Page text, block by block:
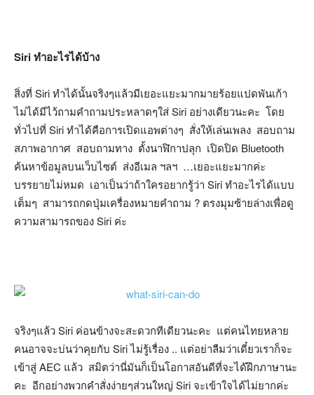
Siri ทำอะไรได้บ้าง
สิ่งที่ Siri ทำได้นั้นจริงๆแล้วมีเยอะแยะมากมายร้อยแปดพันเก้า
ไม่ได้มีไว้ถามคำถามประหลาดๆใส่ Siri อย่างเดียวนะคะ โดย
ทั่วไปที่ Siri ทำได้คือการเปิดแอพต่างๆ สั่งให้เล่นเพลง สอบถาม
สภาพอากาศ สอบถามทาง ตั้งนาฬิกาปลุก เปิดปิด Bluetooth
ค้นหาข้อมูลบนเว็บไซต์ ส่งอีเมล ฯลฯ …เยอะแยะมากค่ะ
บรรยายไม่หมด เอาเป็นว่าถ้าใครอยากรู้ว่า Siri ทำอะไรได้แบบ
เต็มๆ สามารถกดปุ่มเครื่องหมายคำถาม ? ตรงมุมซ้ายล่างเพื่อดู
ความสามารถของ Siri ค่ะ
จริงๆแล้ว Siri ค่อนข้างจะสะดวกทีเดียวนะคะ แต่คนไทยหลาย
คนอาจจะบ่นว่าคุยกับ Siri ไม่รู้เรื่อง .. แต่อย่าลืมว่าเดี๋ยวเราก็จะ
เข้าสู่ AEC แล้ว สมิตว่านี่มันก็เป็นโอกาสอันดีที่จะได้ฝึกภาษานะ
คะ อีกอย่างพวกคำสั่งง่ายๆส่วนใหญ่ Siri จะเข้าใจได้ไม่ยากค่ะ